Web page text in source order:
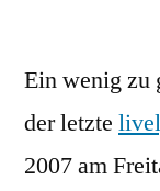
Ein wenig zu
der letzte
2007 am